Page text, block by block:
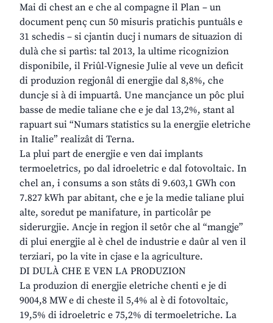
Mai di chest an e che al compagne il Plan – un
document penç cun 50 misuris pratichis puntuâls e
31 schedis – si cjantin ducj i numars de situazion di
dulà che si partìs: tal 2013, la ultime ricognizion
disponibile, il Friûl-Vignesie Julie al veve un deficit
di produzion regjonâl di energjie dal 8,8%, che
duncje si à di impuartâ. Une mancjance un pôc plui
basse de medie taliane che e je dal 13,2%, stant al
rapuart sui “Numars statistics su la energjie eletriche
in Italie” realizât di Terna.
La plui part de energjie e ven dai implants
termoeletrics, po dal idroeletric e dal fotovoltaic. In
chel an, i consums a son stâts di 9.603,1 GWh con
7.827 kWh par abitant, che e je la medie taliane plui
alte, soredut pe manifature, in particolâr pe
siderurgjie. Ancje in regjon il setôr che al “mangje”
di plui energjie al è chel de industrie e daûr al ven il
terziari, po la vite in cjase e la agriculture.
DI DULÀ CHE E VEN LA PRODUZION
La produzion di energjie eletriche chenti e je di
9004,8 MW e di cheste il 5,4% al è di fotovoltaic,
19,5% di idroeletric e 75,2% di termoeletriche. La